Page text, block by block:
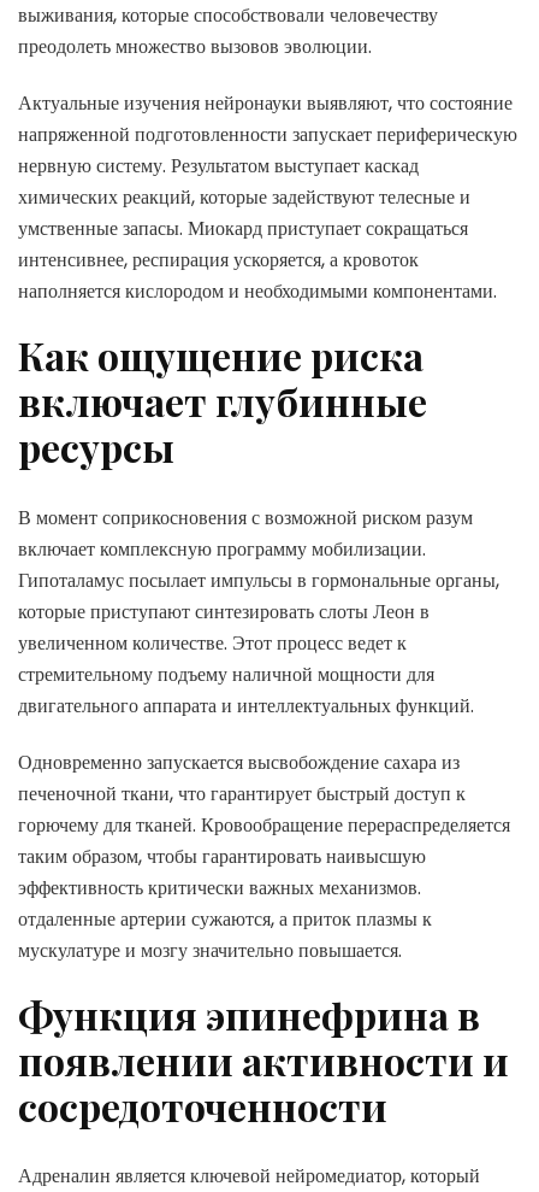
выживания, которые способствовали человечеству
преодолеть множество вызовов эволюции.
Актуальные изучения нейронауки выявляют, что состояние
напряженной подготовленности запускает периферическую
нервную систему. Результатом выступает каскад
химических реакций, которые задействуют телесные и
умственные запасы. Миокард приступает сокращаться
интенсивнее, респирация ускоряется, а кровоток
наполняется кислородом и необходимыми компонентами.
Как ощущение риска
включает глубинные
ресурсы
В момент соприкосновения с возможной риском разум
включает комплексную программу мобилизации.
Гипоталамус посылает импульсы в гормональные органы,
которые приступают синтезировать слоты Леон в
увеличенном количестве. Этот процесс ведет к
стремительному подъему наличной мощности для
двигательного аппарата и интеллектуальных функций.
Одновременно запускается высвобождение сахара из
печеночной ткани, что гарантирует быстрый доступ к
горючему для тканей. Кровообращение перераспределяется
таким образом, чтобы гарантировать наивысшую
эффективность критически важных механизмов.
отдаленные артерии сужаются, а приток плазмы к
мускулатуре и мозгу значительно повышается.
Функция эпинефрина в
появлении активности и
сосредоточенности
Адреналин является ключевой нейромедиатор, который